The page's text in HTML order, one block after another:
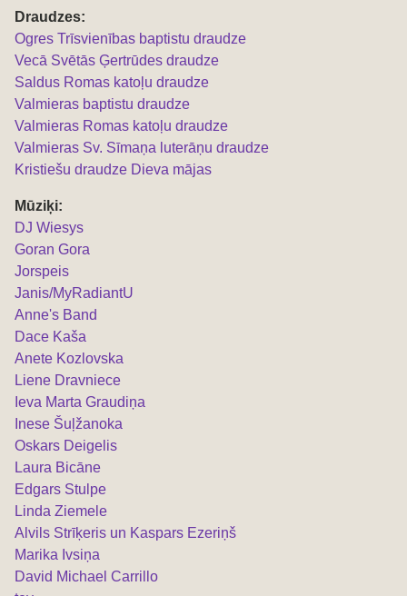
Draudzes:
Ogres Trīsvienības baptistu draudze
Vecā Svētās Ģertrūdes draudze
Saldus Romas katoļu draudze
Valmieras baptistu draudze
Valmieras Romas katoļu draudze
Valmieras Sv. Sīmaņa luterāņu draudze
Kristiešu draudze Dieva mājas
Mūziķi:
DJ Wiesys
Goran Gora
Jorspeis
Janis/MyRadiantU
Anne's Band
Dace Kaša
Anete Kozlovska
Liene Dravniece
Ieva Marta Graudiņa
Inese Šuļžanoka
Oskars Deigelis
Laura Bicāne
Edgars Stulpe
Linda Ziemele
Alvils Strīķeris un Kaspars Ezeriņš
Marika Ivsiņa
David Michael Carrillo